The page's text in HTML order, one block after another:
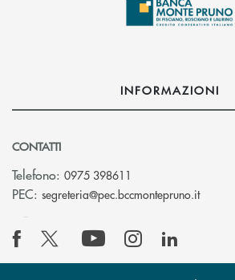
INFORMAZIONI
CONTATTI
Telefono: 0975 398611
PEC: segreteria@pec.bccmontepruno.it(si